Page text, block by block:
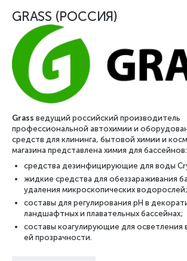
GRASS (РОССИЯ)
Grass ведущий российский производитель
профессиональной автохимии и
средств для клининга, бытовой химии и
магазина представлена химия для бассейнов:
средства дезинфицирующие для воды
жидкие средства для обеззараживания
удаления микроскопических водорослей;
составы для регулирования рН в
ландшафтных и плавательных бассейнах;
составы коагулирующие для осветления
ей прозрачности.